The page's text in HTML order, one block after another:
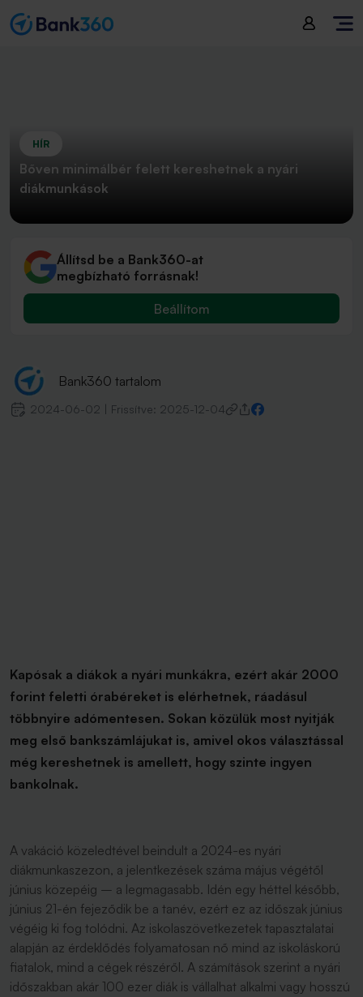
HÍR
Bőven minimálbér felett kereshetnek a nyári
diákmunkások
Állítsd be a Bank360-at
megbízható forrásnak!
Beállítom
Bank360 tartalom
2024-06-02 Frissítve: 2025-12-04
Kapósak a diákok a nyári munkákra, ezért akár 2000
forint feletti órabéreket is elérhetnek, ráadásul
többnyire adómentesen. Sokan közülük most nyitják
meg első bankszámlájukat is, amivel okos választással
még kereshetnek is amellett, hogy szinte ingyen
bankolnak.
A vakáció közeledtével beindult a 2024-es nyári
diákmunkaszezon, a jelentkezések száma május végétől
június közepéig – a legmagasabb. Idén egy héttel később,
június 21-én fejeződik be a tanév, ezért ez az időszak június
végéig ki fog tolódni. Az iskolaszövetkezetek tapasztalatai
alapján az érdeklődés folyamatosan nő mind az iskoláskorú
fiatalok, mind a cégek részéről. A számítások szerint a nyári
időszakban akár 100 ezer diák is vállalhat alkalmi vagy hosszú